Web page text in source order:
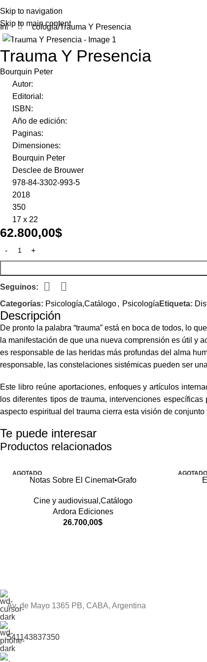
Skip to navigation
Skip to main content
Inicio Psicología Trauma Y Presencia
Click to enlarge
Trauma Y Presencia
Bourquin Peter
Autor:
Editorial:
ISBN:
Año de edición:
Paginas:
Dimensiones:
Bourquin Peter
Desclee de Brouwer
978-84-3302-993-5
2018
350
17 x 22
62.800,00$
Seguinos:
Categorías: Psicología,Catálogo, Psicología Etiqueta:
Descripción
De pronto la palabra “trauma” está en boca de todos, lo
la manifestación de que una nueva comprensión es útil y
es responsable de las heridas más profundas del alma
responsable, las constelaciones sistémicas pueden ser
Este libro reúne aportaciones, enfoques y artículos
los diferentes tipos de trauma, intervenciones
aspecto espiritual del trauma cierra esta visión de conjunto
Te puede interesar
Productos relacionados
AGOTADO
Notas Sobre El Cinemat•Grafo
Cine y audiovisual,Catálogo
Ardora Ediciones
26.700,00$
AGOTADO
Av. de Mayo 1365 PB, CABA, Argentina
541143837350